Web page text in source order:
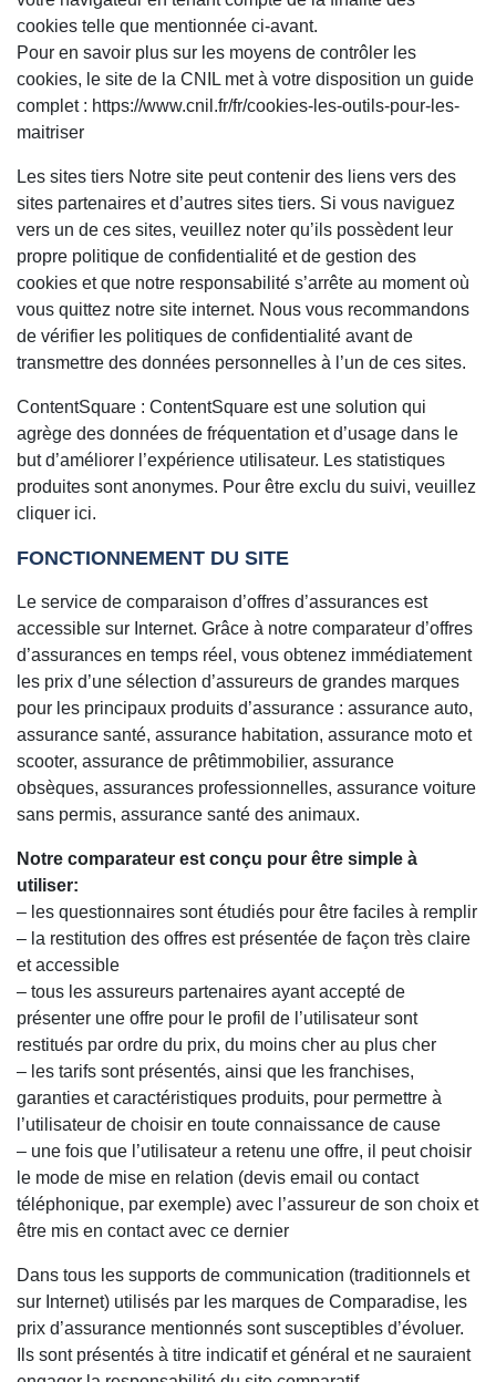
cookies telle que mentionnée ci-avant.
Pour en savoir plus sur les moyens de contrôler les
cookies, le site de la CNIL met à votre disposition un guide
complet : https://www.cnil.fr/fr/cookies-les-outils-pour-les-
maitriser
Les sites tiers Notre site peut contenir des liens vers des
sites partenaires et d’autres sites tiers. Si vous naviguez
vers un de ces sites, veuillez noter qu’ils possèdent leur
propre politique de confidentialité et de gestion des
cookies et que notre responsabilité s’arrête au moment où
vous quittez notre site internet. Nous vous recommandons
de vérifier les politiques de confidentialité avant de
transmettre des données personnelles à l’un de ces sites.
ContentSquare : ContentSquare est une solution qui
agrège des données de fréquentation et d’usage dans le
but d’améliorer l’expérience utilisateur. Les statistiques
produites sont anonymes. Pour être exclu du suivi, veuillez
cliquer ici.
FONCTIONNEMENT DU SITE
Le service de comparaison d’offres d’assurances est
accessible sur Internet. Grâce à notre comparateur d’offres
d’assurances en temps réel, vous obtenez immédiatement
les prix d’une sélection d’assureurs de grandes marques
pour les principaux produits d’assurance : assurance auto,
assurance santé, assurance habitation, assurance moto et
scooter, assurance de prêtimmobilier, assurance
obsèques, assurances professionnelles, assurance voiture
sans permis, assurance santé des animaux.
Notre comparateur est conçu pour être simple à
utiliser:
– les questionnaires sont étudiés pour être faciles à remplir
– la restitution des offres est présentée de façon très claire
et accessible
– tous les assureurs partenaires ayant accepté de
présenter une offre pour le profil de l’utilisateur sont
restitués par ordre du prix, du moins cher au plus cher
– les tarifs sont présentés, ainsi que les franchises,
garanties et caractéristiques produits, pour permettre à
l’utilisateur de choisir en toute connaissance de cause
– une fois que l’utilisateur a retenu une offre, il peut choisir
le mode de mise en relation (devis email ou contact
téléphonique, par exemple) avec l’assureur de son choix et
être mis en contact avec ce dernier
Dans tous les supports de communication (traditionnels et
sur Internet) utilisés par les marques de Comparadise, les
prix d’assurance mentionnés sont susceptibles d’évoluer.
Ils sont présentés à titre indicatif et général et ne sauraient